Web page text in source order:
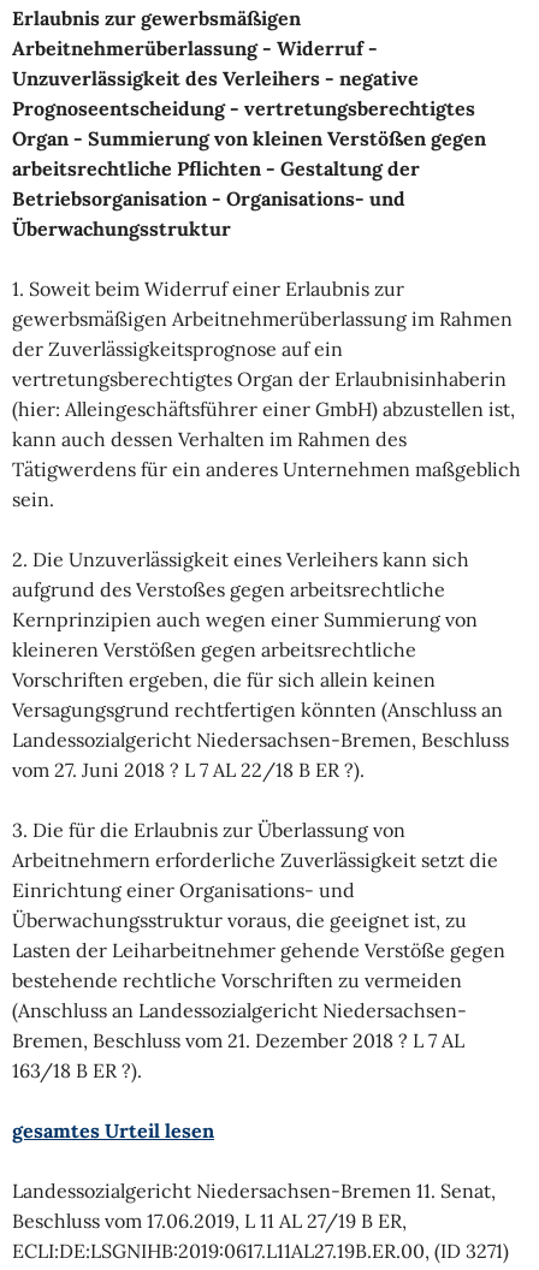
Erlaubnis zur gewerbsmäßigen
Arbeitnehmerüberlassung - Widerruf -
Unzuverlässigkeit des Verleihers - negative
Prognoseentscheidung - vertretungsberechtigtes
Organ - Summierung von kleinen Verstößen gegen
arbeitsrechtliche Pflichten - Gestaltung der
Betriebsorganisation - Organisations- und
Überwachungsstruktur
1. Soweit beim Widerruf einer Erlaubnis zur
gewerbsmäßigen Arbeitnehmerüberlassung im Rahmen
der Zuverlässigkeitsprognose auf ein
vertretungsberechtigtes Organ der Erlaubnisinhaberin
(hier: Alleingeschäftsführer einer GmbH) abzustellen ist,
kann auch dessen Verhalten im Rahmen des
Tätigwerdens für ein anderes Unternehmen maßgeblich
sein.
2. Die Unzuverlässigkeit eines Verleihers kann sich
aufgrund des Verstoßes gegen arbeitsrechtliche
Kernprinzipien auch wegen einer Summierung von
kleineren Verstößen gegen arbeitsrechtliche
Vorschriften ergeben, die für sich allein keinen
Versagungsgrund rechtfertigen könnten (Anschluss an
Landessozialgericht Niedersachsen-Bremen, Beschluss
vom 27. Juni 2018 ? L 7 AL 22/18 B ER ?).
3. Die für die Erlaubnis zur Überlassung von
Arbeitnehmern erforderliche Zuverlässigkeit setzt die
Einrichtung einer Organisations- und
Überwachungsstruktur voraus, die geeignet ist, zu
Lasten der Leiharbeitnehmer gehende Verstöße gegen
bestehende rechtliche Vorschriften zu vermeiden
(Anschluss an Landessozialgericht Niedersachsen-
Bremen, Beschluss vom 21. Dezember 2018 ? L 7 AL
163/18 B ER ?).
gesamtes Urteil lesen
Landessozialgericht Niedersachsen-Bremen 11. Senat,
Beschluss vom 17.06.2019, L 11 AL 27/19 B ER,
ECLI:DE:LSGNIHB:2019:0617.L11AL27.19B.ER.00, (ID 3271)